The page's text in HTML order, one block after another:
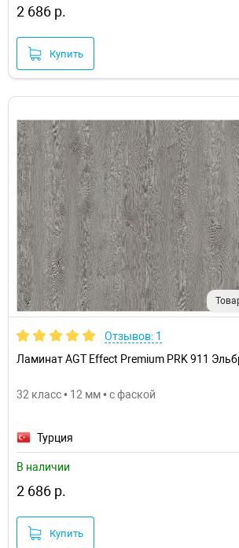
2 686 р.
Купить
Отзывов: 1
Ламинат AGT Effect Premium PRK 911
32 класс • 12 мм • с фаской
Турция
В наличии
2 686 р.
Купить